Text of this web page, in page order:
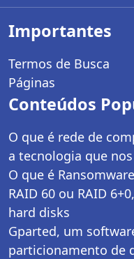
Importantes
Termos de Busca
Páginas
Conteúdos
O que é rede de
a tecnologia que
O que é
RAID 60 ou RAID
hard disks
Gparted, um
particionamento de